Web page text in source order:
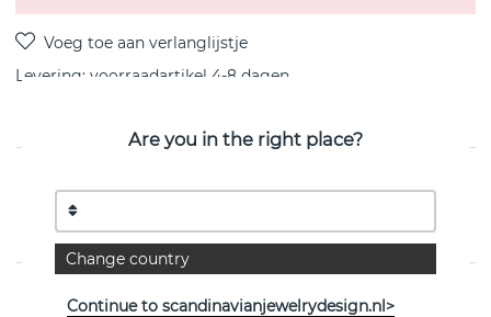
Levering: voorraadartikel 4-8 dagen
Berlock (1) till 101 Hoops, i sterlingzilver van het
Zweedse Efva Attling
EIGENSCHAPPEN
Are you in the right place?
Change country
Continue to scandinavianjewelrydesign.nl>